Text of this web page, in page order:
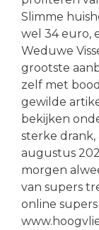
Slimme
wel 34 euro,
Weduwe
grootste
zelf met
gewilde
bekijken
sterke drank,
augustus
morgen
van supers
online